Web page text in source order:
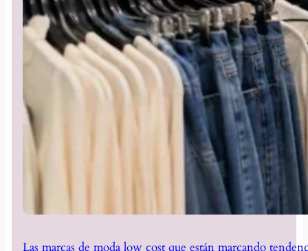
Las marcas de moda low cost que están marcando